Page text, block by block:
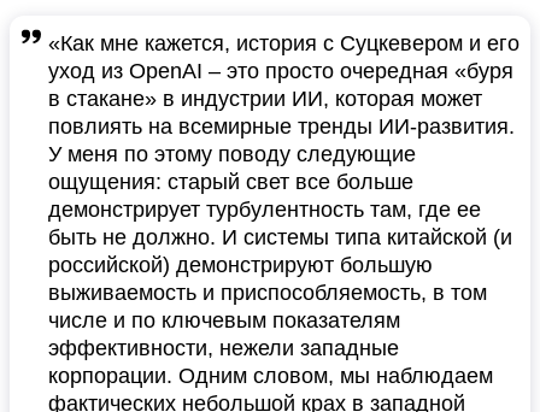
«Как мне кажется, история с Суцкевером и его
уход из OpenAI – это просто очередная «буря
в стакане» в индустрии ИИ, которая может
повлиять на всемирные тренды ИИ-развития.
У меня по этому поводу следующие
ощущения: старый свет все больше
демонстрирует турбулентность там, где ее
быть не должно. И системы типа китайской (и
российской) демонстрируют большую
выживаемость и приспособляемость, в том
числе и по ключевым показателям
эффективности, нежели западные
корпорации. Одним словом, мы наблюдаем
фактических небольшой крах в западной